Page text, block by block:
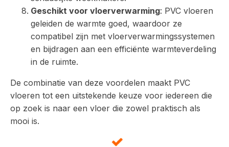
Geschikt voor vloerverwarming: PVC vloeren
geleiden de warmte goed, waardoor ze
compatibel zijn met vloerverwarmingssystemen
en bijdragen aan een efficiënte warmteverdeling
in de ruimte.
De combinatie van deze voordelen maakt PVC
vloeren tot een uitstekende keuze voor iedereen die
op zoek is naar een vloer die zowel praktisch als
mooi is.